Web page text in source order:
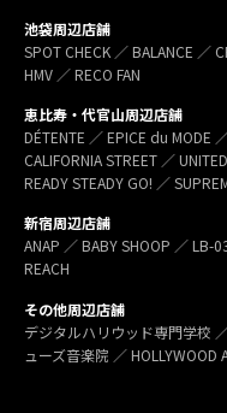
池袋周辺店舗
SPOT CHECK ／ BALANCE ／
HMV ／ RECO FAN
恵比寿・代官山周辺店舗
DÉTENTE ／ EPICE du MODE
CALIFORNIA STREET ／
READY STEADY GO! ／
新宿周辺店舗
ANAP ／ BABY SHOOP ／ LB-
REACH
その他周辺店舗
デジタルハリウッド専門学校
ューズ音楽院 ／